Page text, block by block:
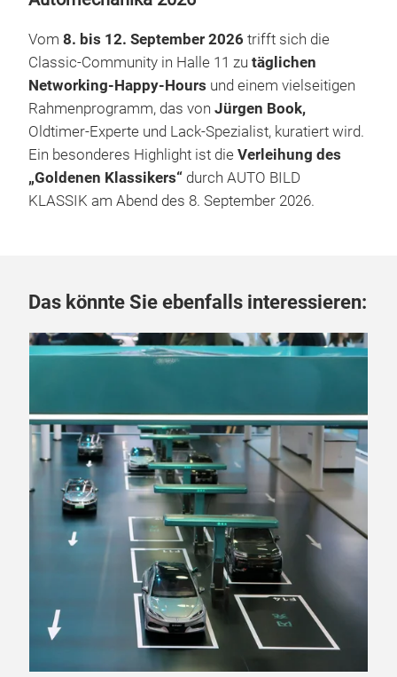
Vom 8. bis 12. September 2026 trifft sich die
Classic-Community in Halle 11 zu täglichen
Networking-Happy-Hours und einem vielseitigen
Rahmenprogramm, das von Jürgen Book,
Oldtimer-Experte und Lack-Spezialist, kuratiert wird.
Ein besonderes Highlight ist die Verleihung des
„Goldenen Klassikers“ durch AUTO BILD
KLASSIK am Abend des 8. September 2026.
Das könnte Sie ebenfalls interessieren: